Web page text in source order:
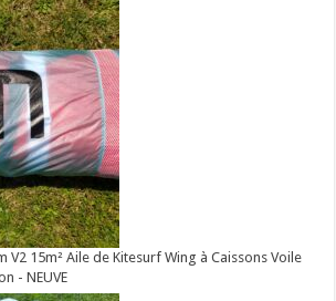
15m² Aile de Kitesurf Wing à Caissons Voile
- NEUVE